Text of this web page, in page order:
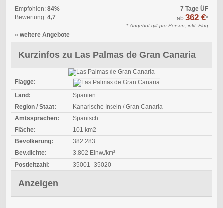
Empfohlen: 84%
Bewertung: 4,7
7 Tage ÜF
ab362 €*
* Angebot gilt pro Person, inkl. Flug
» weitere Angebote
Kurzinfos zu Las Palmas de Gran Canaria
Flagge:
Land:
Spanien
Region / Staat:
Kanarische Inseln / Gran Canaria
Amtssprachen:
Spanisch
Fläche:
101 km2
Bevölkerung:
382.283
Bev.dichte:
3.802 Einw./km²
Postleitzahl:
35001–35020
Anzeigen